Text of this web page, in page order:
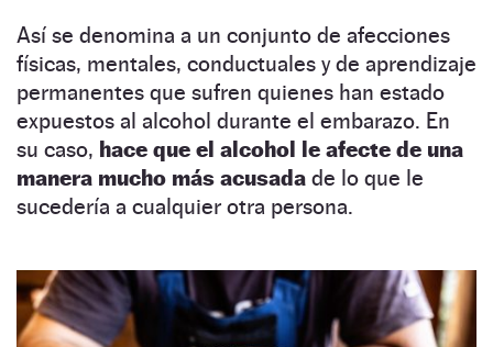
Así se denomina a un conjunto de afecciones
físicas, mentales, conductuales y de aprendizaje
permanentes que sufren quienes han estado
expuestos al alcohol durante el embarazo. En
su caso, hace que el alcohol le afecte de una
manera mucho más acusada de lo que le
sucedería a cualquier otra persona.